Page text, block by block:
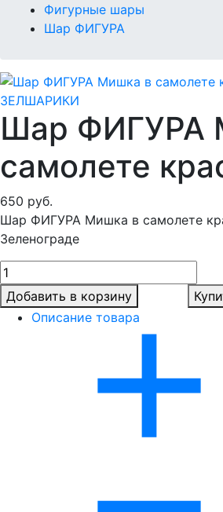
Фигурные шары
Шар ФИГУРА
Шар ФИГУРА
самолете
650 руб.
Шар ФИГУРА Мишка в самолете
Зеленограде
Добавить в корзину
Описание товара